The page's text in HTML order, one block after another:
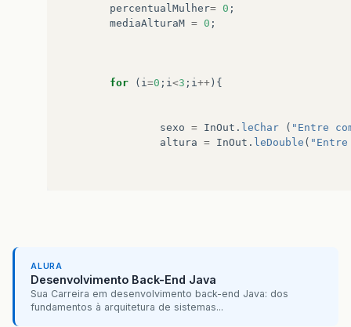
percentualMulher= 0 ;
mediaAlturaM = 0 ;
for ( i =0 ; i <3 ; i ++){
sexo = InOut . leChar ( "Entre
altura = InOut . leDouble (
}else if (sexo ==
ALURA
Desenvolvimento Back-End Java
Sua Carreira em desenvolvimento back-end Java: dos
fundamentos à arquitetura de sistemas...